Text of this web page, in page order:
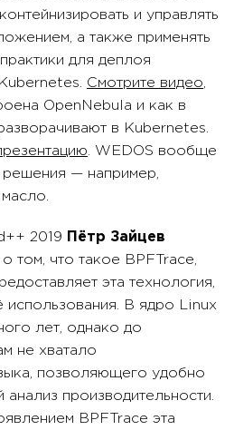
и управлять
а также применять
для деплоя
Смотрите видео
OpenNebula и как в
в Kubernetes.
. WEDOS вообще
решения — например,
2019
Пётр Зайцев
о том, что такое BPFTrace,
эта технология,
использования. В ядро Linux
лет, однако до
не хватало
позволяющего удобно
анализ производительности.
BPFTrace эта